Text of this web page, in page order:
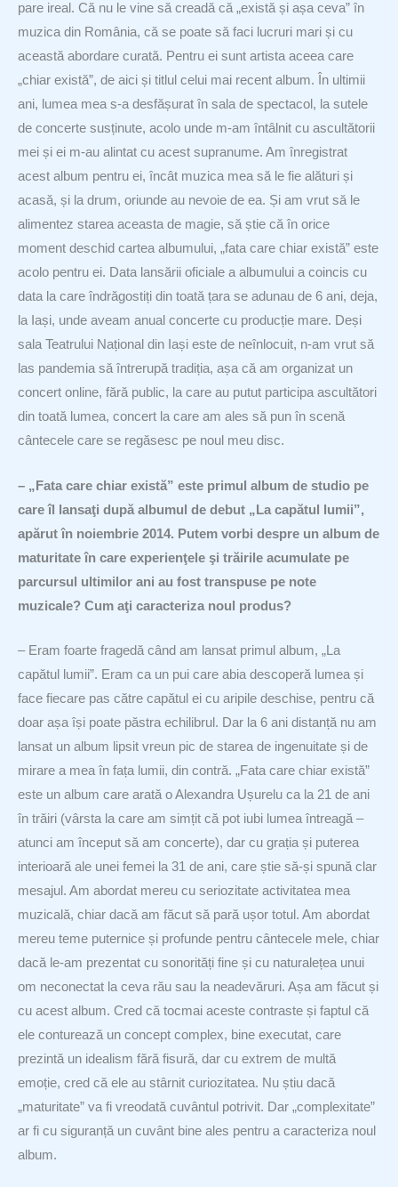
pare ireal. Că nu le vine să creadă că „există și așa ceva” în
muzica din România, că se poate să faci lucruri mari și cu
această abordare curată. Pentru ei sunt artista aceea care
„chiar există”, de aici și titlul celui mai recent album. În ultimii
ani, lumea mea s-a desfășurat în sala de spectacol, la sutele
de concerte susținute, acolo unde m-am întâlnit cu ascultătorii
mei și ei m-au alintat cu acest supranume. Am înregistrat
acest album pentru ei, încât muzica mea să le fie alături și
acasă, și la drum, oriunde au nevoie de ea. Și am vrut să le
alimentez starea aceasta de magie, să știe că în orice
moment deschid cartea albumului, „fata care chiar există” este
acolo pentru ei. Data lansării oficiale a albumului a coincis cu
data la care îndrăgostiți din toată țara se adunau de 6 ani, deja,
la Iași, unde aveam anual concerte cu producție mare. Deși
sala Teatrului Național din Iași este de neînlocuit, n-am vrut să
las pandemia să întrerupă tradiția, așa că am organizat un
concert online, fără public, la care au putut participa ascultători
din toată lumea, concert la care am ales să pun în scenă
cântecele care se regăsesc pe noul meu disc.
– „Fata care chiar există” este primul album de studio pe
care îl lansaţi după albumul de debut „La capătul lumii”,
apărut în noiembrie 2014. Putem vorbi despre un album de
maturitate în care experienţele şi trăirile acumulate pe
parcursul ultimilor ani au fost transpuse pe note
muzicale? Cum aţi caracteriza noul produs?
– Eram foarte fragedă când am lansat primul album, „La
capătul lumii”. Eram ca un pui care abia descoperă lumea și
face fiecare pas către capătul ei cu aripile deschise, pentru că
doar așa își poate păstra echilibrul. Dar la 6 ani distanță nu am
lansat un album lipsit vreun pic de starea de ingenuitate și de
mirare a mea în fața lumii, din contră. „Fata care chiar există”
este un album care arată o Alexandra Ușurelu ca la 21 de ani
în trăiri (vârsta la care am simțit că pot iubi lumea întreagă –
atunci am început să am concerte), dar cu grația și puterea
interioară ale unei femei la 31 de ani, care știe să-și spună clar
mesajul. Am abordat mereu cu seriozitate activitatea mea
muzicală, chiar dacă am făcut să pară ușor totul. Am abordat
mereu teme puternice și profunde pentru cântecele mele, chiar
dacă le-am prezentat cu sonorități fine și cu naturalețea unui
om neconectat la ceva rău sau la neadevăruri. Așa am făcut și
cu acest album. Cred că tocmai aceste contraste și faptul că
ele conturează un concept complex, bine executat, care
prezintă un idealism fără fisură, dar cu extrem de multă
emoție, cred că ele au stârnit curiozitatea. Nu știu dacă
„maturitate” va fi vreodată cuvântul potrivit. Dar „complexitate”
ar fi cu siguranță un cuvânt bine ales pentru a caracteriza noul
album.